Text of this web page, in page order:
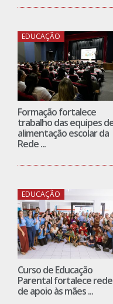
Formação fortalece
trabalho das equipes de
alimentação escolar da
Rede ...
EDUCAÇÃO
Curso de Educação
Parental fortalece rede
de apoio às mães ...
EDUCAÇÃO